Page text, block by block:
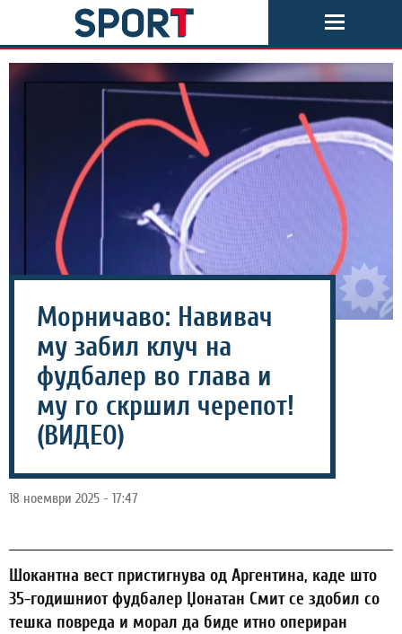
Морничаво: Навивач
му забил клуч на
фудбалер во глава и
му го скршил черепот!
(ВИДЕО)
18 ноември 2025 - 17:47
Шокантна вест пристигнува од Аргентина, каде што
35-годишниот фудбалер Џонатан Смит се здобил со
тешка повреда и морал да биде итно опериран